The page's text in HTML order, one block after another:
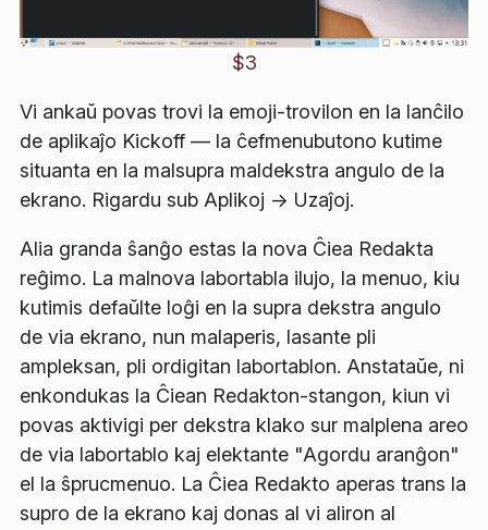
$3
Vi ankaŭ povas trovi la emoji-trovilon en la lanĉilo
de aplikaĵo Kickoff — la ĉefmenubutono kutime
situanta en la malsupra maldekstra angulo de la
ekrano. Rigardu sub Aplikoj → Uzaĵoj.
Alia granda ŝanĝo estas la nova Ĉiea Redakta
reĝimo. La malnova labortabla ilujo, la menuo, kiu
kutimis defaŭlte loĝi en la supra dekstra angulo
de via ekrano, nun malaperis, lasante pli
ampleksan, pli ordigitan labortablon. Anstataŭe, ni
enkondukas la Ĉiean Redakton-stangon, kiun vi
povas aktivigi per dekstra klako sur malplena areo
de via labortablo kaj elektante "Agordu aranĝon"
el la ŝprucmenuo. La Ĉiea Redakto aperas trans la
supro de la ekrano kaj donas al vi aliron al